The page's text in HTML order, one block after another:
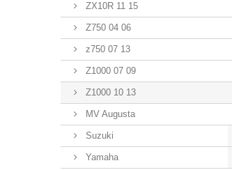
ZX10R 11 15
Z750 04 06
z750 07 13
Z1000 07 09
Z1000 10 13
MV Augusta
Suzuki
Yamaha